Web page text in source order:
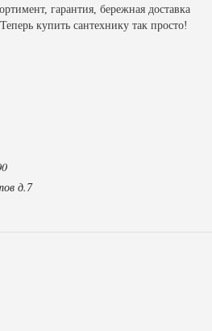
гарантия, бережная доставка
купить сантехнику так просто!
д.7